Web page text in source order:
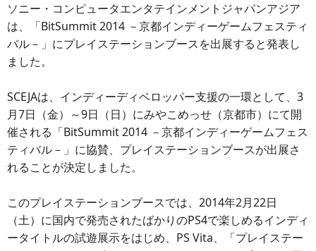
ソニー・コンピュータエンタテインメントジャパンアジア
は、「BitSummit 2014 －京都インディーゲームフェスティ
バル－」にプレイステーションブースを出展すると発表し
ました。
SCEJAは、インディーディベロッパー支援の一環として、3
月7日（金）～9日（日）にみやこめっせ（京都市）にて開
催される「BitSummit 2014 －京都インディーゲームフェス
ティバル－」に協賛、プレイステーションブースが出展さ
れることが決定しました。
このプレイステーションブースでは、2014年2月22日
（土）に国内で発売されたばかりのPS4で楽しめるインディ
ータイトルの試遊展示をはじめ、PS Vita、「プレイステー